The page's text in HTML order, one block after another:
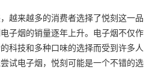
越来越多的消费者选择了悦刻这一品
子烟的销量逐年上升。电子烟不仅作
科技和多种口味的选择而受到许多人
试电子烟，悦刻可能是一个不错的选